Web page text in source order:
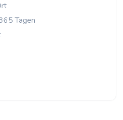
Tagen